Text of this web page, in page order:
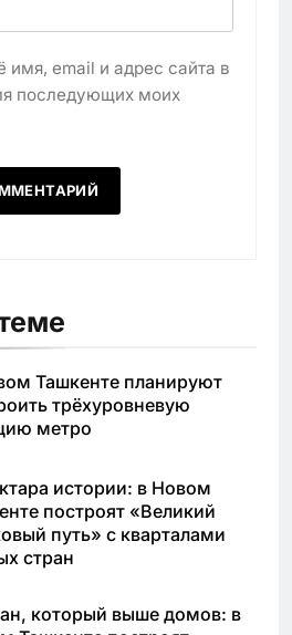
имя, email и адрес сайта в
последующих моих
Ташкенте планируют
трёхуровневую
метро
истории: в Новом
построят «Великий
путь» с кварталами
стран
который выше домов: в